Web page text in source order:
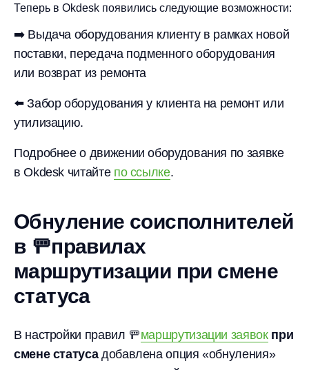
Теперь в Okdesk появились следующие возможности:
➡️ Выдача оборудования клиенту в рамках новой
поставки, передача подменного оборудования
или возврат из ремонта
⬅️ Забор оборудования у клиента на ремонт или
утилизацию.
Подробнее о движении оборудования по заявке
в Okdesk читайте по ссылке.
Обнуление соисполнителей
в 🚥правилах
маршрутизации при смене
статуса
В настройки правил 🚥маршрутизации заявок при
смене статусадобавлена опция «обнуления»